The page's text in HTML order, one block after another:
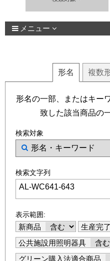
メニュー
形名 複数
形名の一部、またはキー
致した該当商品の
検索対象
検索文字列
表示範囲:
新商品
生産完
公共施設用照明器具
グリーン購入法適合商品